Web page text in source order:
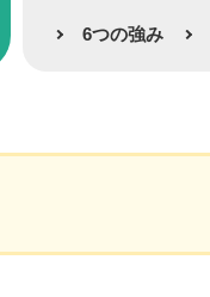
6つの強み